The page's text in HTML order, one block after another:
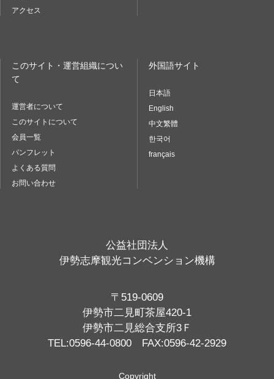
アクセス
このサイト・運営組織につい
て
運営者について
このサイトについて
会員一覧
パンフレット
よくある質問
お問い合わせ
外国語サイト
日本語
English
中文繁體
한국어
français
公益社団法人
伊勢志摩観光コンベンション機構
〒519-0609
伊勢市二見町茶屋420-1
伊勢市二見総合支所3Ｆ
TEL:0596-44-0800 FAX:0596-42-2929
Copyright